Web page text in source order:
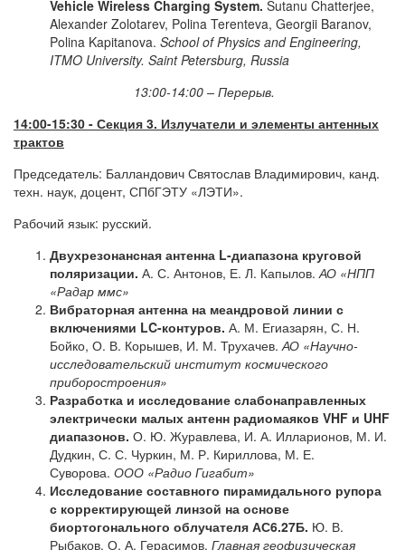
Vehicle Wireless Charging System. Sutanu Chatterjee,
Alexander Zolotarev, Polina Terenteva, Georgii Baranov,
Polina Kapitanova. School of Physics and Engineering,
ITMO University. SaintPetersburg, Russia
13:00-14:00 – Перерыв.
14:00-15:30 - Секция 3. Излучатели и элементы антенных
трактов
Председатель: Балландович Святослав Владимирович, канд.
техн. наук, доцент, СПбГЭТУ «ЛЭТИ».
Рабочий язык: русский.
Двухрезонансная антенна L-диапазона круговой
поляризации. А. С. Антонов, Е. Л. Капылов.АО «НПП
«Радар ммс»
Вибраторная антенна на меандровой линии с
включениями LC-контуров. А. М. Егиазарян, С. Н.
Бойко, О. В. Корышев, И. М. Трухачев.АО «Научно-
исследовательский институт космического
приборостроения»
Разработка и исследование слабонаправленных
электрически малых антенн радиомаяков VHF и UHF
диапазонов. О. Ю. Журавлева, И. А. Илларионов, М. И.
Дудкин, С. С. Чуркин, М. Р. Кириллова, М. Е.
Суворова. ООО «Радио Гигабит»
Исследование составного пирамидального рупора
с корректирующей линзой на основе
биортогонального облучателя АС6.27Б. Ю. В.
Рыбаков, О. А. Герасимов. Главная геофизическая